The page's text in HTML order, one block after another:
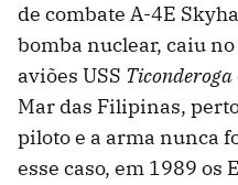
de combate A-4E
bomba nuclear, caiu
aviões USS Ticonderoga
Mar das Filipinas,
piloto e a arma nunca
esse caso, em 1989 os